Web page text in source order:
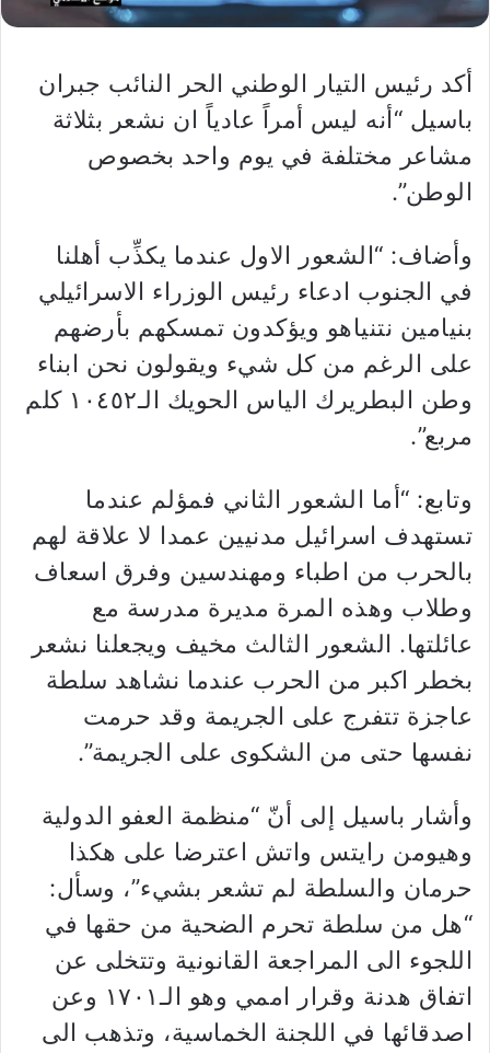
أكد رئيس التيار الوطني الحر النائب جبران
باسيل “أنه ليس أمراً عادياً ان نشعر بثلاثة
مشاعر مختلفة في يوم واحد بخصوص
الوطن”.
وأضاف: “الشعور الاول عندما يكذِّب أهلنا
في الجنوب ادعاء رئيس الوزراء الاسرائيلي
بنيامين نتنياهو ويؤكدون تمسكهم بأرضهم
على الرغم من كل شيء ويقولون نحن ابناء
وطن البطريرك الياس الحويك الـ١٠٤٥٢ كلم
مربع”.
وتابع: “أما الشعور الثاني فمؤلم عندما
تستهدف اسرائيل مدنيين عمدا لا علاقة لهم
بالحرب من اطباء ومهندسين وفرق اسعاف
وطلاب وهذه المرة مديرة مدرسة مع
عائلتها. الشعور الثالث مخيف ويجعلنا نشعر
بخطر اكبر من الحرب عندما نشاهد سلطة
عاجزة تتفرج على الجريمة وقد حرمت
نفسها حتى من الشكوى على الجريمة”.
وأشار باسيل إلى أنّ “منظمة العفو الدولية
وهيومن رايتس واتش اعترضا على هكذا
حرمان والسلطة لم تشعر بشيء”، وسأل:
“هل من سلطة تحرم الضحية من حقها في
اللجوء الى المراجعة القانونية وتتخلى عن
اتفاق هدنة وقرار اممي وهو الـ١٧٠١ وعن
اصدقائها في اللجنة الخماسية، وتذهب الى